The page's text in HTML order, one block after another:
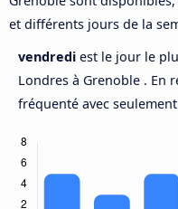
et différents jours de la
vendredi est le jour le
Londres à Grenoble . En
fréquenté avec